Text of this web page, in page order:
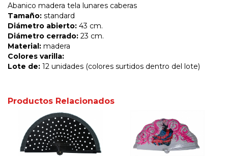
Abanico madera tela lunares caberas
Tamaño: standard
Diámetro abierto: 43 cm.
Diámetro cerrado: 23 cm.
Material: madera
Colores varilla:
Lote de: 12 unidades (colores surtidos dentro del lote)
Productos Relacionados